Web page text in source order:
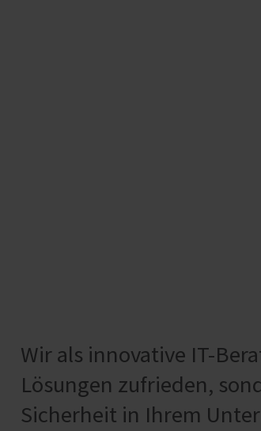
Wir als innovative IT-
Lösungen zufrieden,
Sicherheit in Ihrem